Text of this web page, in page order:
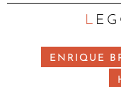
ENRIQUE